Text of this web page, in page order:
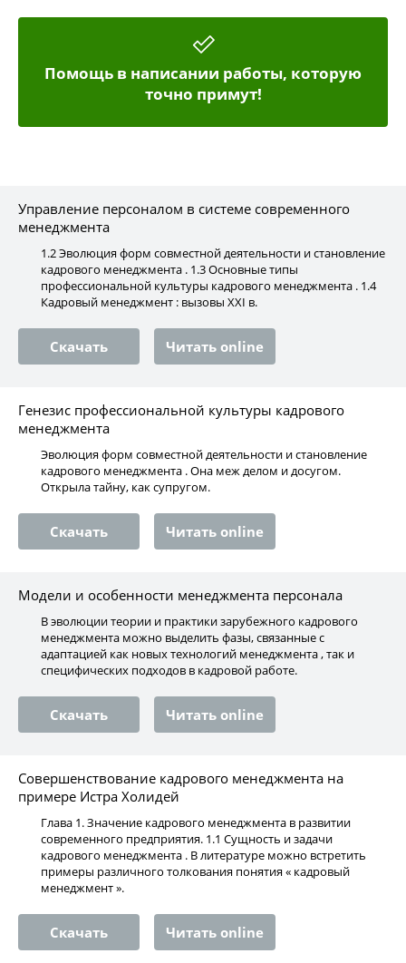
Помощь в написании работы, которую
точно примут!
Управление персоналом в системе современного
менеджмента
1.2 Эволюция форм совместной деятельности и становление
кадрового менеджмента . 1.3 Основные типы
профессиональной культуры кадрового менеджмента . 1.4
Кадровый менеджмент : вызовы XXI в.
Скачать Читать online
Генезис профессиональной культуры кадрового
менеджмента
Эволюция форм совместной деятельности и становление
кадрового менеджмента . Она меж делом и досугом.
Открыла тайну, как супругом.
Скачать Читать online
Модели и особенности менеджмента персонала
В эволюции теории и практики зарубежного кадрового
менеджмента можно выделить фазы, связанные с
адаптацией как новых технологий менеджмента , так и
специфических подходов в кадровой работе.
Скачать Читать online
Совершенствование кадрового менеджмента на
примере Истра Холидей
Глава 1. Значение кадрового менеджмента в развитии
современного предприятия. 1.1 Сущность и задачи
кадрового менеджмента . В литературе можно встретить
примеры различного толкования понятия « кадровый
менеджмент ».
Скачать Читать online